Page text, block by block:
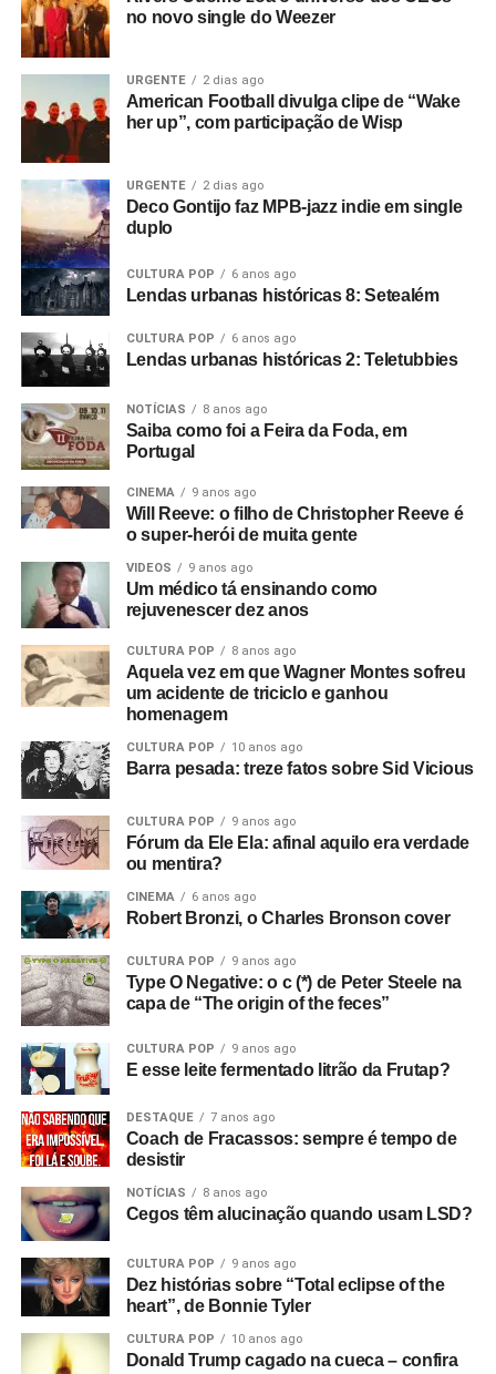
no novo single do Weezer
URGENTE 2 dias ago
American Football divulga clipe de “Wake
her up”, com participação de Wisp
URGENTE 2 dias ago
Deco Gontijo faz MPB-jazz indie em single
duplo
CULTURA POP 6 anos ago
Lendas urbanas históricas 8: Setealém
CULTURA POP 6 anos ago
Lendas urbanas históricas 2: Teletubbies
NOTÍCIAS 8 anos ago
Saiba como foi a Feira da Foda, em
Portugal
CINEMA 9 anos ago
Will Reeve: o filho de Christopher Reeve é
o super-herói de muita gente
VIDEOS 9 anos ago
Um médico tá ensinando como
rejuvenescer dez anos
CULTURA POP 8 anos ago
Aquela vez em que Wagner Montes sofreu
um acidente de triciclo e ganhou
homenagem
CULTURA POP 10 anos ago
Barra pesada: treze fatos sobre Sid Vicious
CULTURA POP 9 anos ago
Fórum da Ele Ela: afinal aquilo era verdade
ou mentira?
CINEMA 6 anos ago
Robert Bronzi, o Charles Bronson cover
CULTURA POP 9 anos ago
Type O Negative: o c (*) de Peter Steele na
capa de “The origin of the feces”
CULTURA POP 9 anos ago
E esse leite fermentado litrão da Frutap?
DESTAQUE 7 anos ago
Coach de Fracassos: sempre é tempo de
desistir
NOTÍCIAS 8 anos ago
Cegos têm alucinação quando usam LSD?
CULTURA POP 9 anos ago
Dez histórias sobre “Total eclipse of the
heart”, de Bonnie Tyler
CULTURA POP 10 anos ago
Donald Trump cagado na cueca – confira